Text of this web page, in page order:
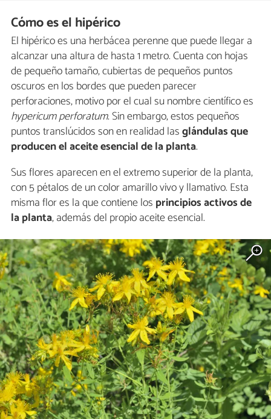
Cómo es el hipérico
El hipérico es una herbácea perenne que puede llegar a
alcanzar una altura de hasta 1 metro. Cuenta con hojas
de pequeño tamaño, cubiertas de pequeños puntos
oscuros en los bordes que pueden parecer
perforaciones, motivo por el cual su nombre científico es
hypericum perforatum. Sin embargo, estos pequeños
puntos translúcidos son en realidad lasglándulas que
producen el aceite esencial de la planta.
Sus flores aparecen en el extremo superior de la planta,
con 5 pétalos de un color amarillo vivo y llamativo. Esta
misma flor es la que contiene los principios activos de
la planta, además del propio aceite esencial.